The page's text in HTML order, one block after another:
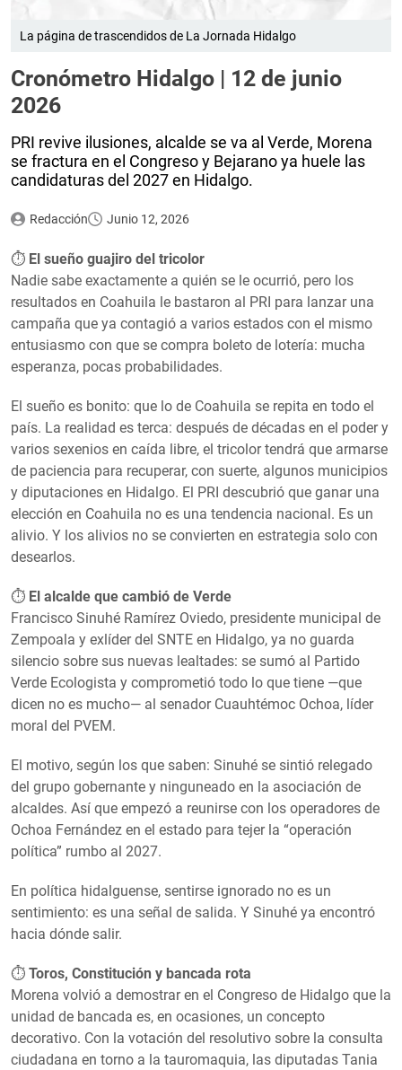
La página de trascendidos de La Jornada Hidalgo
Cronómetro Hidalgo | 12 de junio
2026
PRI revive ilusiones, alcalde se va al Verde, Morena
se fractura en el Congreso y Bejarano ya huele las
candidaturas del 2027 en Hidalgo.
Redacción Junio 12, 2026
⏱️ El sueño guajiro del tricolor
Nadie sabe exactamente a quién se le ocurrió, pero los
resultados en Coahuila le bastaron al PRI para lanzar una
campaña que ya contagió a varios estados con el mismo
entusiasmo con que se compra boleto de lotería: mucha
esperanza, pocas probabilidades.
El sueño es bonito: que lo de Coahuila se repita en todo el
país. La realidad es terca: después de décadas en el poder y
varios sexenios en caída libre, el tricolor tendrá que armarse
de paciencia para recuperar, con suerte, algunos municipios
y diputaciones en Hidalgo. El PRI descubrió que ganar una
elección en Coahuila no es una tendencia nacional. Es un
alivio. Y los alivios no se convierten en estrategia solo con
desearlos.
⏱️ El alcalde que cambió de Verde
Francisco Sinuhé Ramírez Oviedo, presidente municipal de
Zempoala y exlíder del SNTE en Hidalgo, ya no guarda
silencio sobre sus nuevas lealtades: se sumó al Partido
Verde Ecologista y comprometió todo lo que tiene —que
dicen no es mucho— al senador Cuauhtémoc Ochoa, líder
moral del PVEM.
El motivo, según los que saben: Sinuhé se sintió relegado
del grupo gobernante y ninguneado en la asociación de
alcaldes. Así que empezó a reunirse con los operadores de
Ochoa Fernández en el estado para tejer la “operación
política” rumbo al 2027.
En política hidalguense, sentirse ignorado no es un
sentimiento: es una señal de salida. Y Sinuhé ya encontró
hacia dónde salir.
⏱️ Toros, Constitución y bancada rota
Morena volvió a demostrar en el Congreso de Hidalgo que la
unidad de bancada es, en ocasiones, un concepto
decorativo. Con la votación del resolutivo sobre la consulta
ciudadana en torno a la tauromaquia, las diputadas Tania